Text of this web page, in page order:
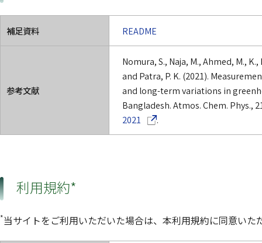
補足資料 README
参考文献
Nomura, S., Naja, M., Ahmed, M.,
and Patra, P. K. (2021).
and long-term variations in
Bangladesh. Atmos. Chem. Phys.,
2021 （別ウインドウで開きます）
.
利用規約*
*当サイトをご利用いただいた場合は、本利用規約に同意いた